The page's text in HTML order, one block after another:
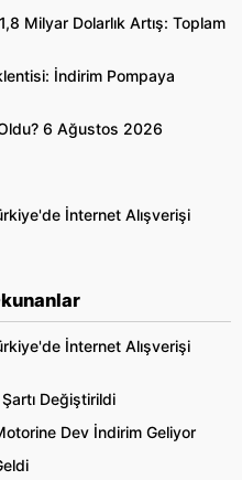
Milyar Dolarlık Artış: Toplam
İndirim Pompaya
6 Ağustos 2026
İnternet Alışverişi
İnternet Alışverişi
Değiştirildi
Dev İndirim Geliyor